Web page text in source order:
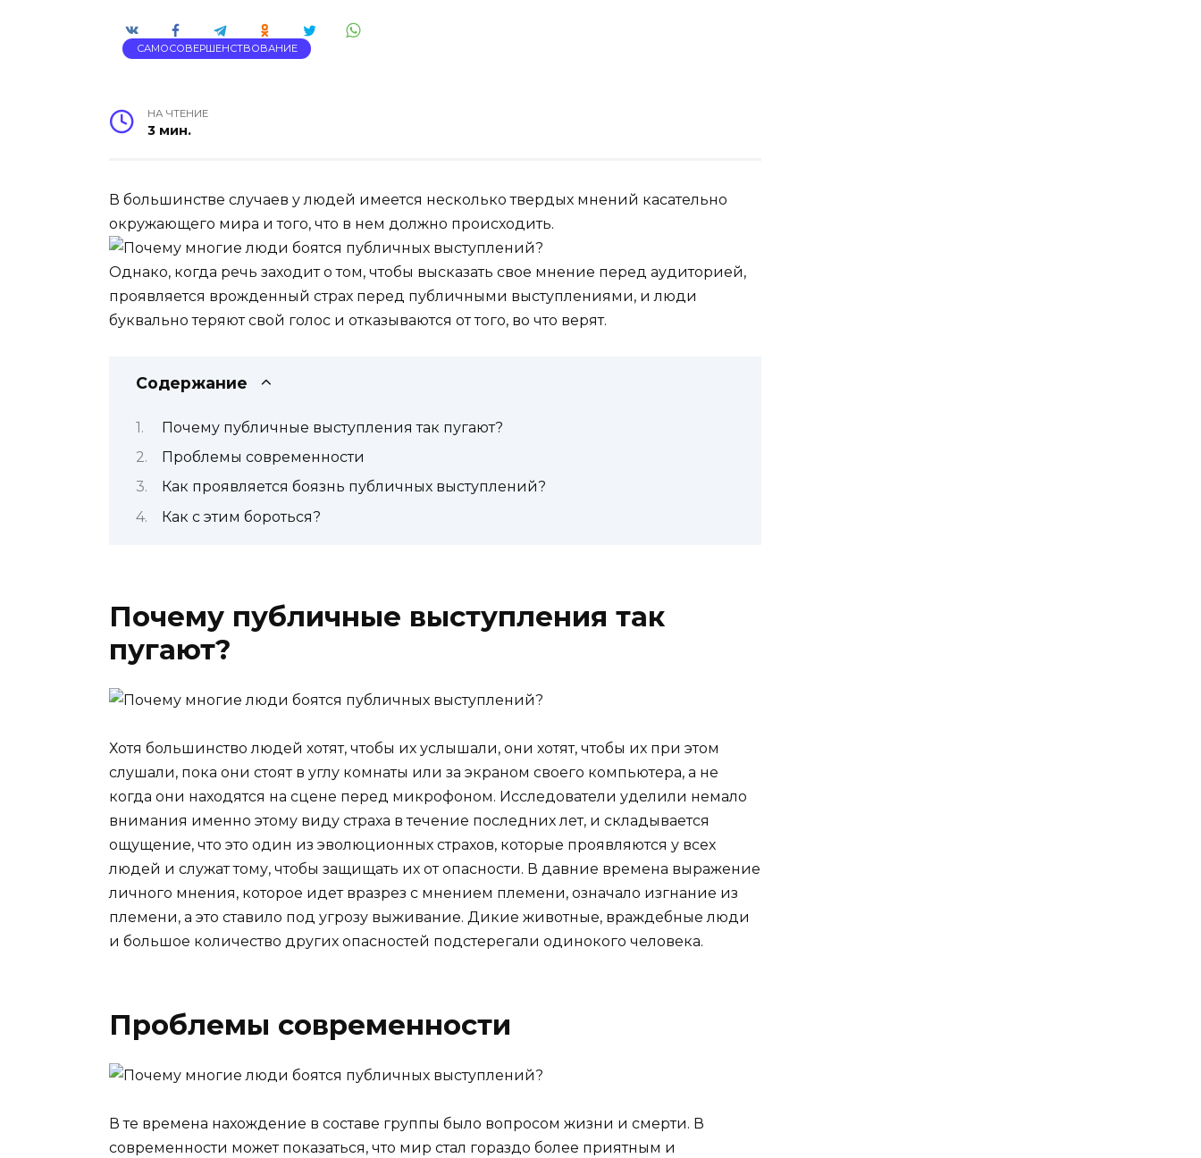
САМОСОВЕРШЕНСТВОВАНИЕ
НА ЧТЕНИЕ
3 мин.
В большинстве случаев у людей имеется несколько твердых мнений касательно
окружающего мира и того, что в нем должно происходить.
Однако, когда речь заходит о том, чтобы высказать свое мнение перед аудиторией,
проявляется врожденный страх перед публичными выступлениями, и люди
буквально теряют свой голос и отказываются от того, во что верят.
Содержание
Почему публичные выступления так пугают?
Проблемы современности
Как проявляется боязнь публичных выступлений?
Как с этим бороться?
Почему публичные выступления так
пугают?
Хотя большинство людей хотят, чтобы их услышали, они хотят, чтобы их при этом
слушали, пока они стоят в углу комнаты или за экраном своего компьютера, а не
когда они находятся на сцене перед микрофоном. Исследователи уделили немало
внимания именно этому виду страха в течение последних лет, и складывается
ощущение, что это один из эволюционных страхов, которые проявляются у всех
людей и служат тому, чтобы защищать их от опасности. В давние времена выражение
личного мнения, которое идет вразрез с мнением племени, означало изгнание из
племени, а это ставило под угрозу выживание. Дикие животные, враждебные люди
и большое количество других опасностей подстерегали одинокого человека.
Проблемы современности
В те времена нахождение в составе группы было вопросом жизни и смерти. В
современности может показаться, что мир стал гораздо более приятным и